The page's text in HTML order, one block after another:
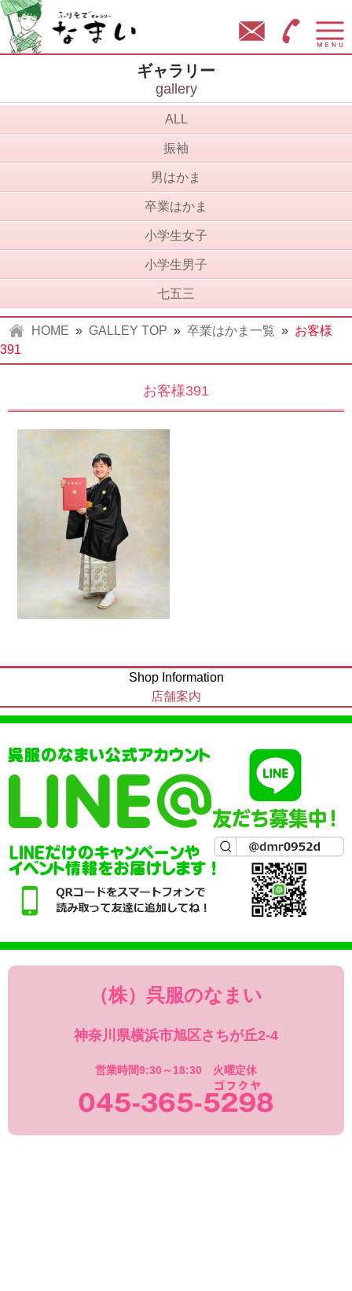
営業
お問い合わせ
ギャラリー
gallery
ALL
振袖
男はかま
卒業はかま
小学生女子
小学生男子
七五三
HOME » GALLEY TOP » 卒業はかま一覧 » お客様
391
お客様391
Shop Information
店舗案内
（株）呉服のなまい
神奈川県横浜市旭区さちが丘2-4
営業時間9:30～18:30 火曜定休